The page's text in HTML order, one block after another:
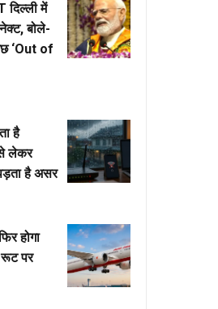
दिल्ली में
बोले-
‘Out of
है
लेकर
है असर
होगा
पर